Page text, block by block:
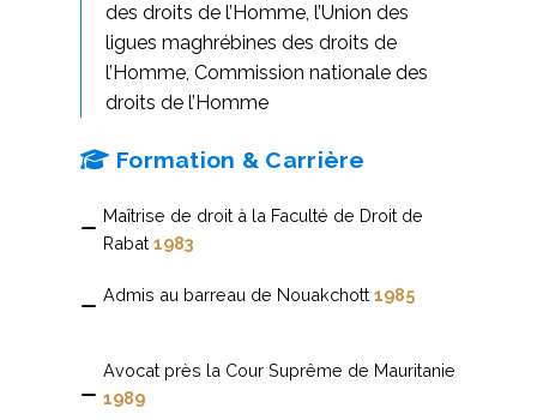
Formation & Carrière
Maîtrise de droit à la Faculté de Droit de
Rabat1983
Admis au barreau de Nouakchott1985
Avocat près la Cour Suprême de Mauritanie
1989
des droits de l’Homme, l’Union des
ligues maghrébines des droits de
l’Homme, Commission nationale des
droits de l’Homme